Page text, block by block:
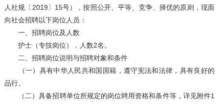
人社规〔2019〕15号），按照公开、平等、竞争、择优的原则，现面
向社会招聘以下岗位人员：
一、招聘岗位及人数
护士（专技岗位），人数2名。
二、招聘岗位说明与招聘对象和条件
（一）具有中华人民共和国国籍，遵守宪法和法律，具有良好的
品行。
（二）具备招聘单位所规定的岗位聘用资格和条件等，详见附件1